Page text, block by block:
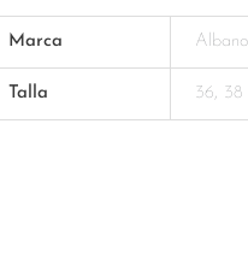
Marca Albano
Talla 36, 38